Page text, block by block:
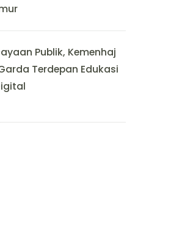
Publik, Kemenhaj
Terdepan Edukasi